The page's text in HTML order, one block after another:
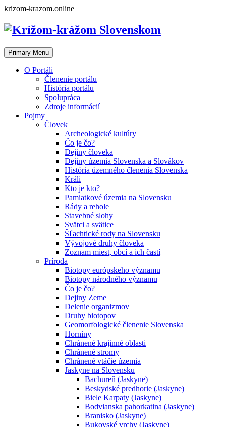
Skip
content
krizom-krazom.online
Primary Menu
O Portáli
Členenie portálu
História portálu
Spolupráca
Zdroje informácií
Pojmy
Človek
Archeologické kultúry
Čo je čo?
Dejiny človeka
Dejiny územia Slovenska a Slovákov
História územného členenia Slovenska
Králi
Kto je kto?
Pamiatkové územia na Slovensku
Rády a rehole
Stavebné slohy
Svätci a svätice
Šľachtické rody na Slovensku
Vývojové druhy človeka
Zoznam miest, obcí a ich častí
Príroda
Biotopy európskeho významu
Biotopy národného významu
Čo je čo?
Dejiny Zeme
Delenie organizmov
Druhy biotopov
Geomorfologické členenie Slovenska
Horniny
Chránené krajinné oblasti
Chránené stromy
Chránené vtáčie územia
Jaskyne na Slovensku
Bachureň (Jaskyne)
Beskydské predhorie (Jaskyne)
Biele Karpaty (Jaskyne)
Bodvianska pahorkatina (Jaskyne)
Branisko (Jaskyne)
Bukovské vrchy (Jaskyne)